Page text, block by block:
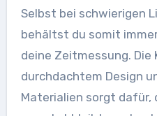
Selbst bei schwierigen
behältst du somit
deine Zeitmessung. Die
durchdachtem Design
Materialien sorgt dafür,